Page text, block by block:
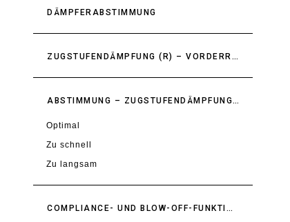
DÄMPFERABSTIMMUNG
ZUGSTUFENDÄMPFUNG (R) – VORDERRADFEDERUNG
ABSTIMMUNG – ZUGSTUFENDÄMPFUNG (R) – VORDERRADFEDERUNG
Optimal
Zu schnell
Zu langsam
COMPLIANCE- UND BLOW-OFF-FUNKTION IN DER SPERRPOSITION (L)